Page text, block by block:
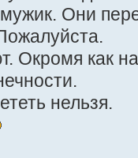
Они
Окромя как
нельзя.